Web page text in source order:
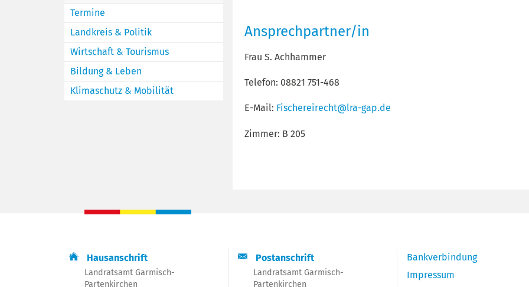
Termine
Landkreis & Politik
Wirtschaft & Tourismus
Bildung & Leben
Klimaschutz & Mobilität
Ansprechpartner/in
Frau S. Achhammer
Telefon: 08821 751-468
E-Mail: Fischereirecht@lra-gap.de
Zimmer: B 205
Hausanschrift
Landratsamt Garmisch-
Partenkirchen
Postanschrift
Landratsamt Garmisch-
Partenkirchen
Bankverbindung
Impressum